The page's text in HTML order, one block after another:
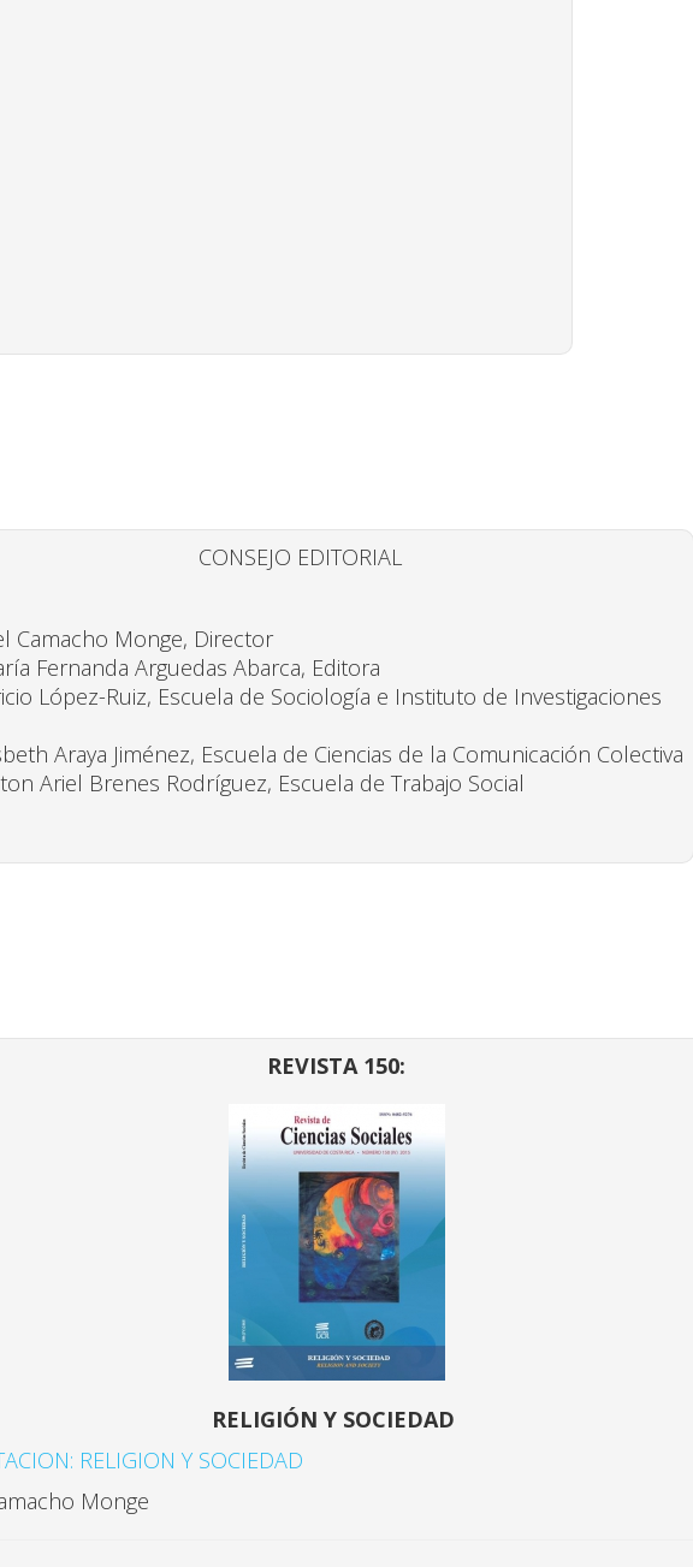
CONSEJO EDITORIAL
Camacho Monge, Director
Fernanda Arguedas Abarca, Editora
López-Ruiz, Escuela de Sociología e Instituto de Investigaciones
Araya Jiménez, Escuela de Ciencias de la Comunicación Colectiva
Ariel Brenes Rodríguez, Escuela de Trabajo Social
REVISTA 150:
RELIGIÓN Y SOCIEDAD
RELIGION Y SOCIEDAD
Monge